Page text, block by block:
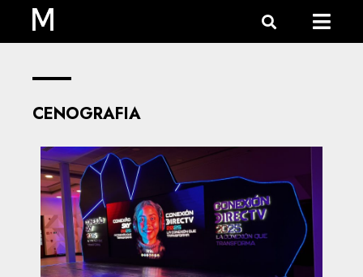
CENOGRAFIA